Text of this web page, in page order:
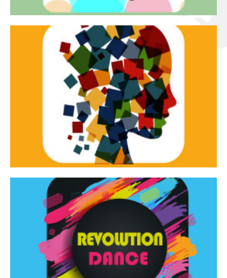
Tracce dinamiche
Tracce Dinamiche è una rassegna di teatro
d’innovazione e sperimentale.
Continua
Revolution Dance
Rassegna di danza contemporanea – I Edizione